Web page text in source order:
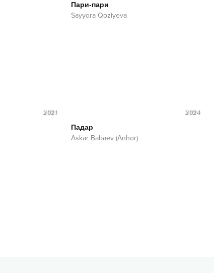
Пари-пари
Sayyora Qoziyeva
2021 2024
Падар
Askar Babaev (Anhor)